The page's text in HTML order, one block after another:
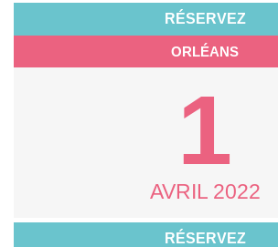
RÉSERVEZ
ORLÉANS
1
AVRIL 2022
RÉSERVEZ